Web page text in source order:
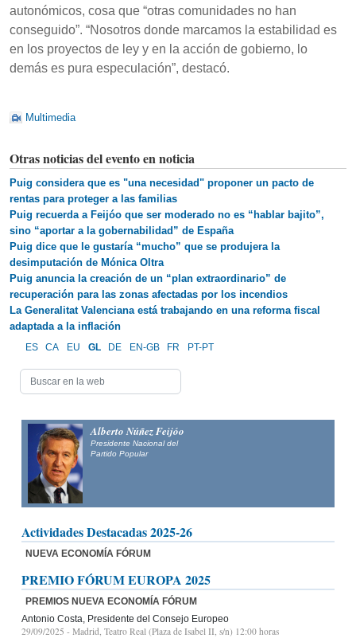
autonómicos, cosa que “otras comunidades no han
conseguido”. “Nosotros donde marcamos la estabilidad es
en los proyectos de ley y en la acción de gobierno, lo
demás es pura especulación”, destacó.
Multimedia
Otras noticias del evento en noticia
Puig considera que es "una necesidad" proponer un pacto de
rentas para proteger a las familias
Puig recuerda a Feijóo que ser moderado no es “hablar bajito”,
sino “aportar a la gobernabilidad” de España
Puig dice que le gustaría “mucho” que se produjera la
desimputación de Mónica Oltra
Puig anuncia la creación de un “plan extraordinario” de
recuperación para las zonas afectadas por los incendios
La Generalitat Valenciana está trabajando en una reforma fiscal
adaptada a la inflación
ES CA EU GL DE EN-GB FR PT-PT
Alberto Núñez Feijóo
Presidente Nacional del
Partido Popular
Actividades Destacadas 2025-26
NUEVA ECONOMÍA FÓRUM
PREMIO FÓRUM EUROPA 2025
PREMIOS NUEVA ECONOMÍA FÓRUM
Antonio Costa, Presidente del Consejo Europeo
29/09/2025 - Madrid, Teatro Real (Plaza de Isabel II, s/n) 12:00 horas